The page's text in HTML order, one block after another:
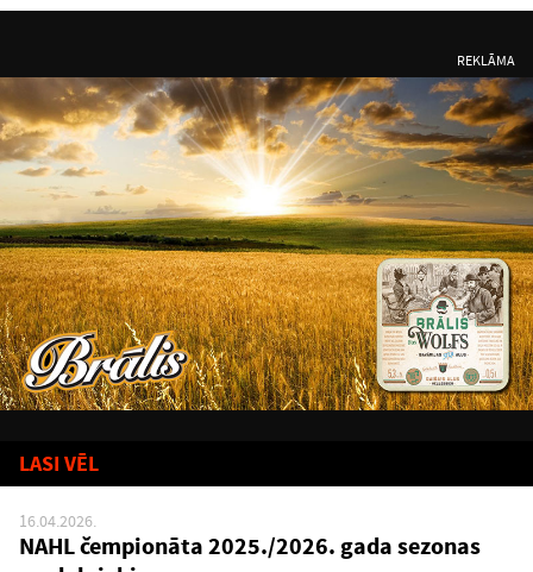
REKLĀMA
LASI VĒL
16.04.2026.
NAHL čempionāta 2025./2026. gada sezonas